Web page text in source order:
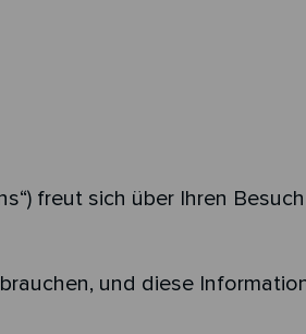
freut sich über Ihren
und diese